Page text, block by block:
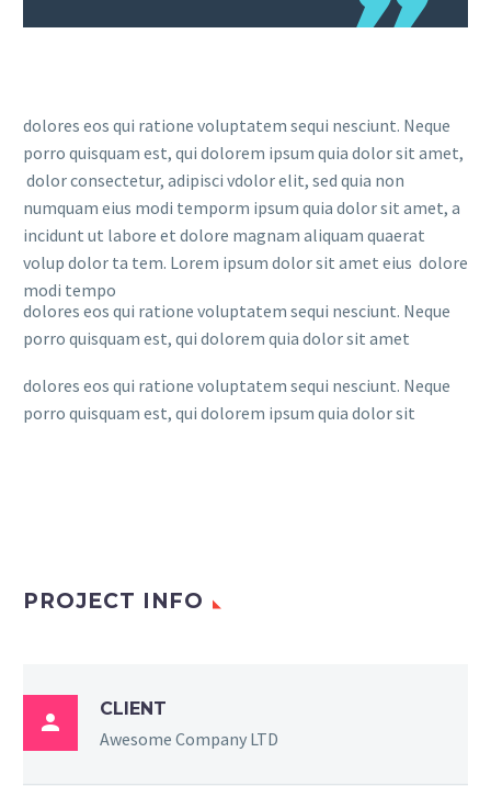
dolores eos qui ratione voluptatem sequi nesciunt. Neque
porro quisquam est, qui dolorem ipsum quia dolor sit amet,
dolor consectetur, adipisci vdolor elit, sed quia non
numquam eius modi temporm ipsum quia dolor sit amet, a
incidunt ut labore et dolore magnam aliquam quaerat
volup dolor ta tem. Lorem ipsum dolor sit amet eius dolore
modi tempo
dolores eos qui ratione voluptatem sequi nesciunt. Neque
porro quisquam est, qui dolorem quia dolor sit amet
dolores eos qui ratione voluptatem sequi nesciunt. Neque
porro quisquam est, qui dolorem ipsum quia dolor sit
PROJECT INFO

CLIENT
Awesome Company LTD